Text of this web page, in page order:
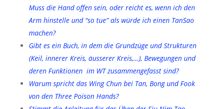
Muss die Hand offen sein, oder reicht es, wenn ich den
Arm hinstelle und “so tue” als würde ich einen TanSao
machen?
Gibt es ein Buch, in dem die Grundzüge und Strukturen
(Keil, innerer Kreis, äusserer Kreis,…), Bewegungen und
deren Funktionen im WT zusammengefasst sind?
Warum spricht das Wing Chun bei Tan, Bong und Fook
von den Three Poison Hands?